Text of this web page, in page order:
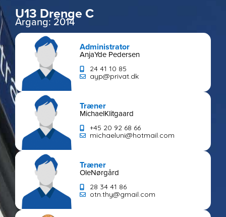
U13 Drenge C
Årgang: 2014
Administrator
AnjaYde Pedersen
24 41 10 85
ayp@privat.dk
Træner
MichaelKlitgaard
+45 20 92 68 66
michaeluni@hotmail.com
Træner
OleNørgård
28 34 41 86
otn.thy@gmail.com